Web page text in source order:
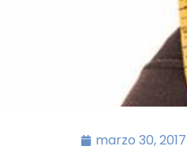
marzo 30, 2017